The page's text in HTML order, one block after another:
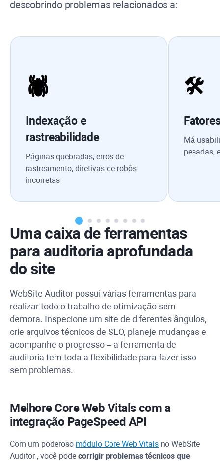
descobrindo problemas relacionados a:
🕷
Indexação e
rastreabilidade
Páginas quebradas, erros de
rastreamento, diretivas de robôs
incorretas
🛠
Má
pesadas,
Uma caixa de ferramentas
para auditoria aprofundada
do site
WebSite Auditor possui várias ferramentas para
realizar todo o trabalho de otimização sem
demora. Inspecione um site de diferentes ângulos,
crie arquivos técnicos de SEO, planeje mudanças e
acompanhe o progresso – a ferramenta de
auditoria tem toda a flexibilidade para fazer isso
sem problemas.
Melhore Core Web Vitalscom a
integração PageSpeed API
Com um poderoso módulo Core Web Vitals no WebSite
Auditor, você pode corrigir problemas técnicos que